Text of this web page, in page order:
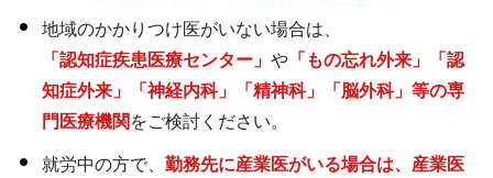
地域のかかりつけ医がいない場合は、
「認知症疾患医療センター」 や 「もの忘れ外来」「認
知症外来」「神経内科」「精神科」「脳外科」等の専
門医療機関 をご検討ください。
就労中の方で、 勤務先に産業医がいる場合は、産業医